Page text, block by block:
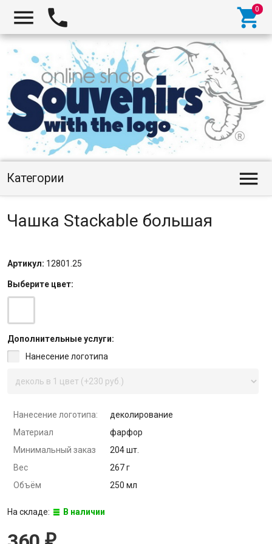
  
Категории 
Чашка Stackable большая
Артикул: 12801.25
Выберите цвет:
Дополнительные услуги:
Нанесение логотипа
Нанесение логотипа:
деколирование
Материал
фарфор
Минимальный заказ
204 шт.
Вес
267 г
Объём
250 мл
На складе: В наличии
₽